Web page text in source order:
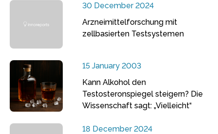
30 December 2024
Arzneimittelforschung mit
zellbasierten Testsystemen
15 January 2003
Kann Alkohol den
Testosteronspiegel steigern? Die
Wissenschaft sagt: „Vielleicht“
18 December 2024